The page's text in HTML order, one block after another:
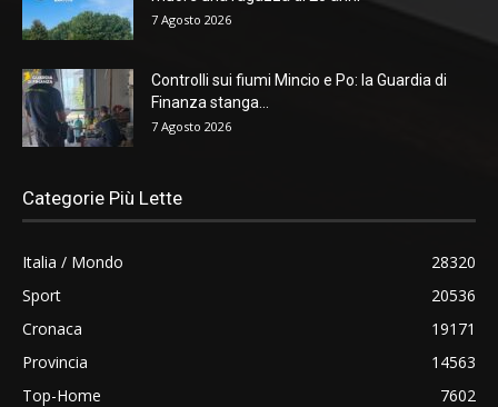
7 Agosto 2026
Controlli sui fiumi Mincio e Po: la Guardia di
Finanza stanga...
7 Agosto 2026
Categorie Più Lette
Italia / Mondo
28320
Sport
20536
Cronaca
19171
Provincia
14563
Top-Home
7602